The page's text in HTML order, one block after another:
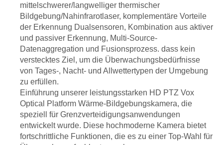
mittelschwerer/langwelliger thermischer
Bildgebung/Nahinfrarotlaser, komplementäre Vorteile
der Erkennung Dualsensoren, Kombination aus aktiver
und passiver Erkennung, Multi-Source-
Datenaggregation und Fusionsprozess. dass kein
verstecktes Ziel, um die Überwachungsbedürfnisse
von Tages-, Nacht- und Allwettertypen der Umgebung
zu erfüllen.
Einführung unserer leistungsstarken HD PTZ Vox
Optical Platform Wärme-Bildgebungskamera, die
speziell für Grenzverteidigungsanwendungen
entwickelt wurde. Diese hochmoderne Kamera bietet
fortschrittliche Funktionen, die es zu einer Top-Wahl für